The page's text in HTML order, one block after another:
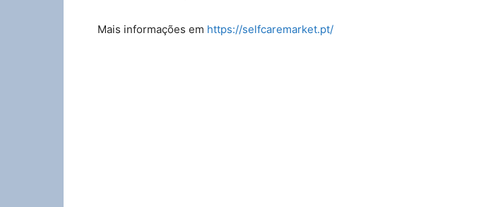
Mais informações em https://selfcaremarket.pt/